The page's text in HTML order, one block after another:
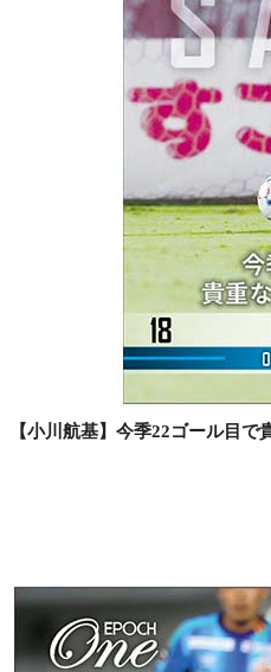
【小川航基】今季22ゴール目で